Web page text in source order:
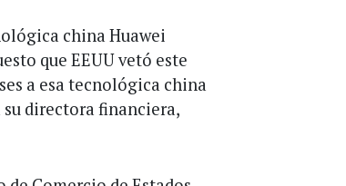
china Huawei
que EEUU vetó este
a esa tecnológica china
directora financiera,